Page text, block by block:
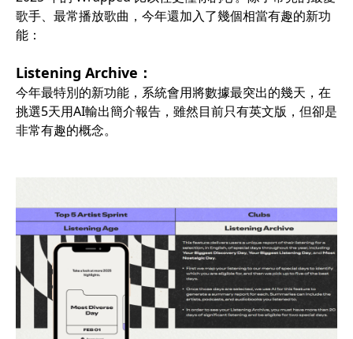
歌手、最常播放歌曲，今年還加入了幾個相當有趣的新功
能：
Listening Archive：
今年最特別的新功能，系統會用將數據最突出的幾天，在
挑選5天用AI輸出簡介報告，雖然目前只有英文版，但卻是
非常有趣的概念。